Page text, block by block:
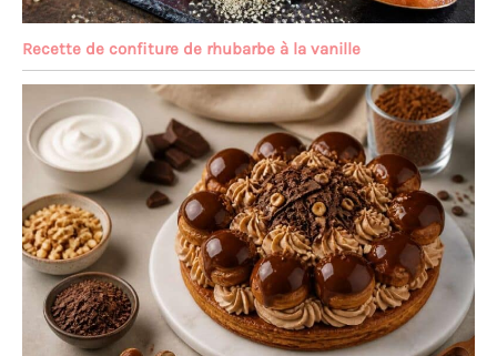
Recette de confiture de rhubarbe à la vanille